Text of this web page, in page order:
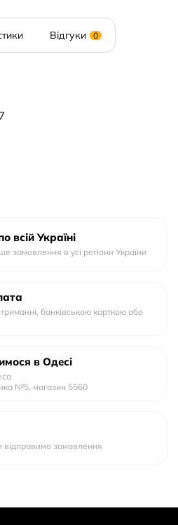
Відгуки 0
всій Україні
замовлення в усі регіони України
банківською карткою або
в Одесі
№5, магазин 5560
відправимо замовлення